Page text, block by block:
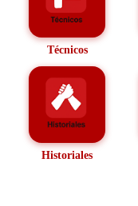
Técnicos
Historiales